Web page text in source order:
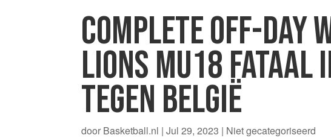
COMPLETE OFF-DAY
LIONS MU18 FATAAL
TEGEN BELGIË
door Basketball.nl |Jul 29, 2023 | Niet gecategoriseerd